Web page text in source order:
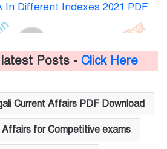
In Different Indexes 2021 PDF
Posts - Click Here
Current Affairs PDF Download
Affairs for Competitive exams